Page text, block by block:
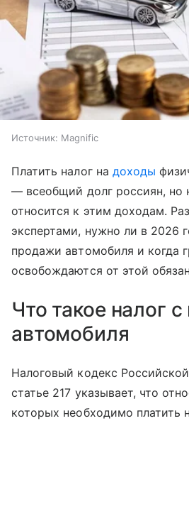
Источник: Magnific
Платить налог на доходы
— всеобщий долг россиян, но
относится к этим доходам.
экспертами, нужно ли в 2026
продажи автомобиля и когда
освобождаются от этой
Что такое налог
автомобиля
Налоговый кодекс
статье 217 указывает, что
которых необходимо платить